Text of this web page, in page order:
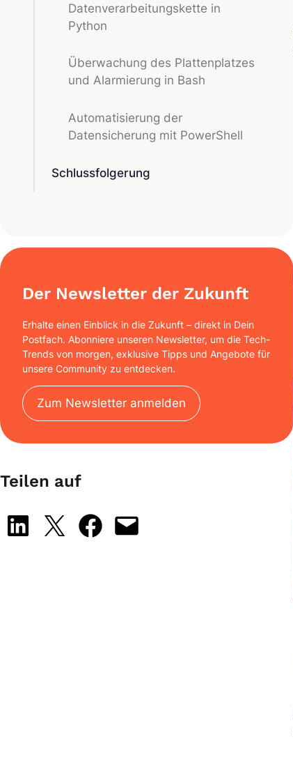
Datenverarbeitungskette in
Python
Überwachung des Plattenplatzes
und Alarmierung in Bash
Automatisierung der
Datensicherung mit PowerShell
Schlussfolgerung
Der Newsletter der Zukunft
Erhalte einen Einblick in die Zukunft – direkt in Dein
Postfach. Abonniere unseren Newsletter, um die Tech-
Trends von morgen, exklusive Tipps und Angebote für
unsere Community zu entdecken.
Zum Newsletter anmelden
Teilen auf
Share on LinkedIn
Share on X Share on Facebook
Email this Page